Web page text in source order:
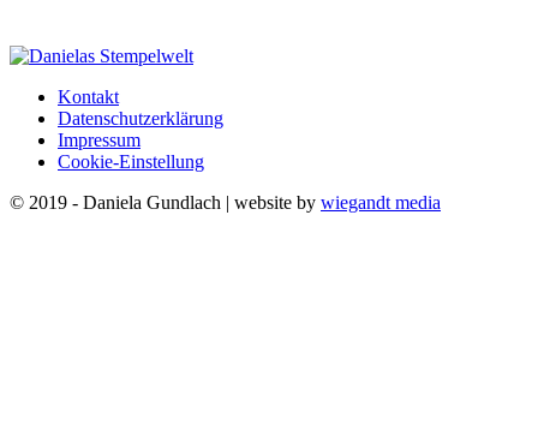
Kontakt
Datenschutzerklärung
Impressum
Cookie-Einstellung
© 2019 - Daniela Gundlach | website by wiegandt media